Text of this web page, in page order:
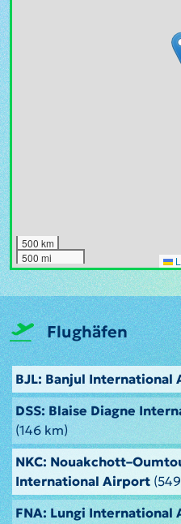
500 km
500 mi
Flughäfen
BJL: Banjul International
DSS: Blaise Diagne
(146 km)
NKC:
International Airport
FNA: Lungi International